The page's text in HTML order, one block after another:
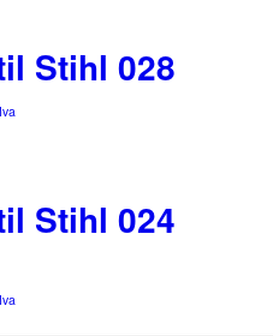
Stihl 028
Stihl 024